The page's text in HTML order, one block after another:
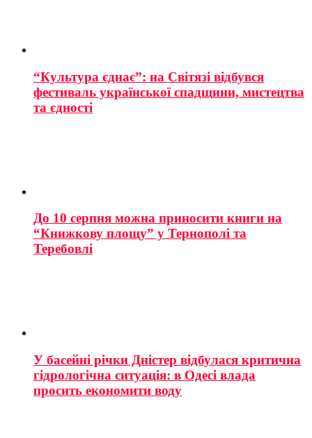
“Культура єднає”: на Світязі відбувся
фестиваль української спадщини, мистецтва
та єдності
До 10 серпня можна приносити книги на
“Книжкову площу” у Тернополі та
Теребовлі
У басейні річки Дністер відбулася критична
гідрологічна ситуація: в Одесі влада
просить економити воду